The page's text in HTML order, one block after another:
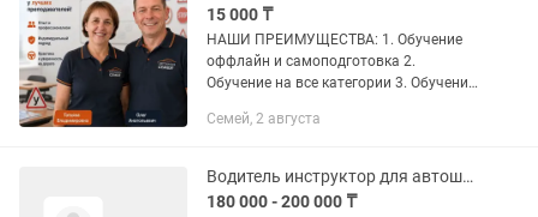
15 000 ₸
НАШИ ПРЕИМУЩЕСТВА: 1. Обучение
оффлайн и самоподготовка 2.
Обучение на все категории 3. Обучение
СЕМЬ машин на выбор АВТОМАТ/
Семей, 2 августа
Водитель инструктор для автошколы
180 000 - 200 000 ₸